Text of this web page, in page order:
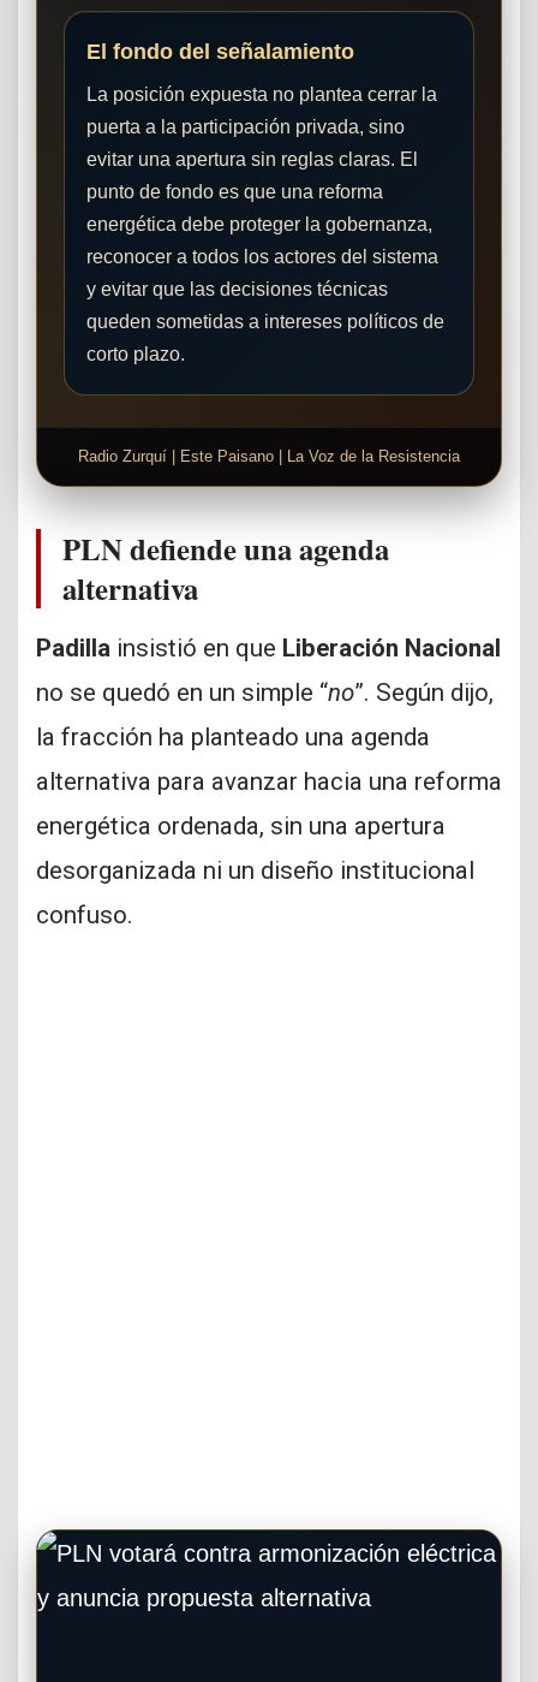
El fondo del señalamiento
La posición expuesta no plantea cerrar la
puerta a la participación privada, sino
evitar una apertura sin reglas claras. El
punto de fondo es que una reforma
energética debe proteger la gobernanza,
reconocer a todos los actores del sistema
y evitar que las decisiones técnicas
queden sometidas a intereses políticos de
corto plazo.
Radio Zurquí | Este Paisano | La Voz de la Resistencia
PLN defiende una agenda
alternativa
Padilla insistió en que Liberación Nacional
no se quedó en un simple “no”. Según dijo,
la fracción ha planteado una agenda
alternativa para avanzar hacia una reforma
energética ordenada, sin una apertura
desorganizada ni un diseño institucional
confuso.